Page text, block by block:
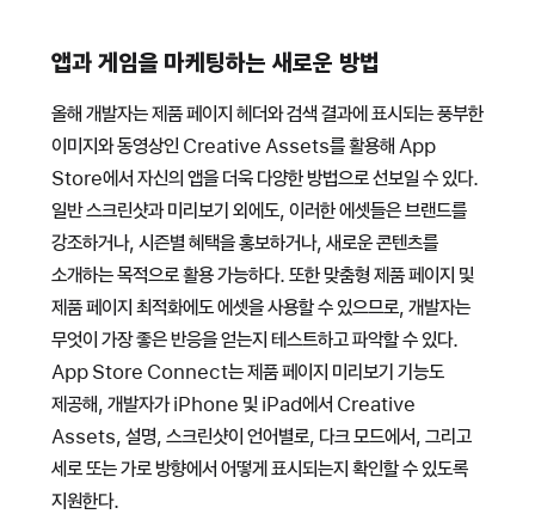
앱과 게임을 마케팅하는 새로운 방법
올해 개발자는 제품 페이지 헤더와 검색 결과에 표시되는 풍부한
이미지와 동영상인 Creative Assets를 활용해 App
Store에서 자신의 앱을 더욱 다양한 방법으로 선보일 수 있다.
일반 스크린샷과 미리보기 외에도, 이러한 에셋들은 브랜드를
강조하거나, 시즌별 혜택을 홍보하거나, 새로운 콘텐츠를
소개하는 목적으로 활용 가능하다. 또한 맞춤형 제품 페이지 및
제품 페이지 최적화에도 에셋을 사용할 수 있으므로, 개발자는
무엇이 가장 좋은 반응을 얻는지 테스트하고 파악할 수 있다.
App Store Connect는 제품 페이지 미리보기 기능도
제공해, 개발자가 iPhone 및 iPad에서 Creative
Assets, 설명, 스크린샷이 언어별로, 다크 모드에서, 그리고
세로 또는 가로 방향에서 어떻게 표시되는지 확인할 수 있도록
지원한다.